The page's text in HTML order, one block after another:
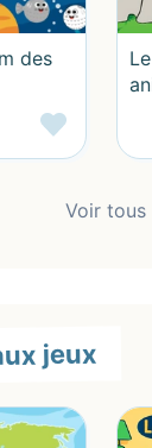
des
Voir tous
jeux